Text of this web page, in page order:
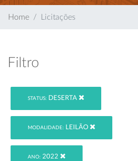
Home Licitações
Filtro
STATUS: DESERTA
MODALIDADE: LEILÃO
ANO: 2022